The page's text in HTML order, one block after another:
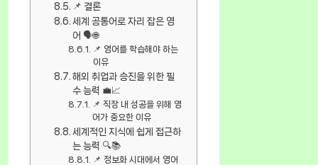
📌 결론
세계 공통어로 자리 잡은 영
어 🗣️🌐
📌 영어를 학습해야 하는
이유
해외 취업과 승진을 위한 필
수 능력 💼📈
📌 직장 내 성공을 위해 영
어가 중요한 이유
세계적인 지식에 쉽게 접근하
는 능력 🔍📚
📌 정보화 시대에서 영어